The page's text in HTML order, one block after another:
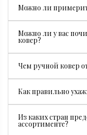
производства. В
месяцев.
Можно ли
примерку, чтобы
Можно ли у вас
ковер?
реставрации
Чем ручной ковер
он долговечнее,
ковры
Как правильно
турбощетки и
Из каких стран
ассортименте?